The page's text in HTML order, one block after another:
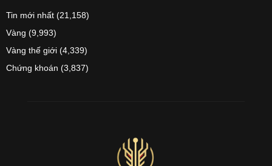
Tin mới nhất (21,158)
Vàng (9,993)
Vàng thế giới (4,339)
Chứng khoán (3,837)